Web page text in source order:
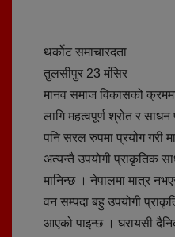
थर्कोट समाचारदता
तुलसीपुर 23 मंसिर
मानव समाज विकासको
लागि महत्वपूर्ण श्रोत र
पनि सरल रुपमा प्रयोग गरी
अत्यन्तै उपयोगी प्राकृतिक
मानिन्छ । नेपालमा मात्र
वन सम्पदा बहु उपयोगी
आएको पाइन्छ । घरायसी